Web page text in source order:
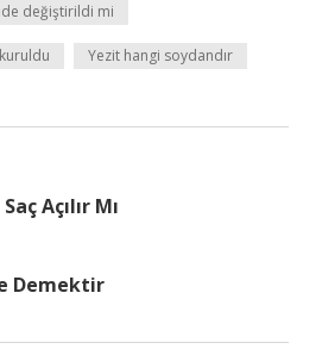
değiştirildi mi
Yezit hangi soydandır
Açılır Mı
Demektir